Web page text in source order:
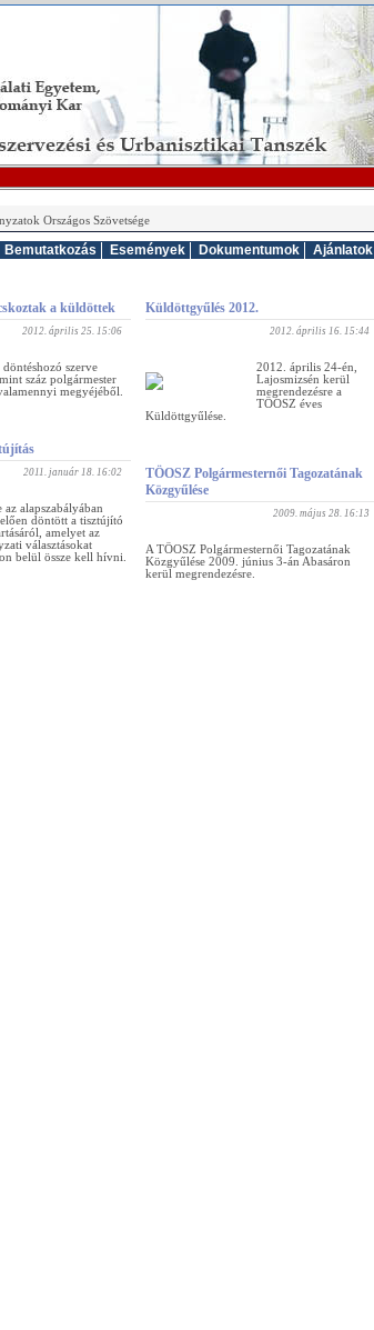
Országos Szövetsége
Bemutatkozás Események Dokumentumok Ajánlatok
a küldöttek
2012. április 25. 15:06
szerve
száz polgármester
megyéjéből.
2011. január 18. 16:02
alapszabályában
döntött a tisztújító
amelyet az
választásokat
belül össze kell hívni.
Küldöttgyűlés 2012.
2012. április 16. 15:44
2012. április 24-én,
Lajosmizsén kerül
megrendezésre a
TÖOSZ éves
Küldöttgyűlése.
TÖOSZ Polgármesternői Tagozatának
Közgyűlése
2009. május 28. 16:13
A TÖOSZ Polgármesternői Tagozatának
Közgyűlése 2009. június 3-án Abasáron
kerül megrendezésre.